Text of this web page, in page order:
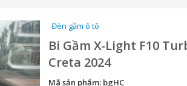
Next Đèn gầm ô tô
Bi Gầm X-Light F10
Creta 2024
Mã sản phẩm: bgHC